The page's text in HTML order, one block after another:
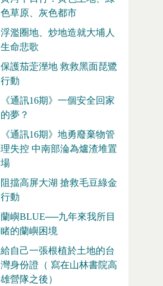
色草原、灰色都市
浮濫圈地、炒地造就大埔人
生命悲歌
保護茄萣溼地 救救黑面琵鷺
行動
《通訊16期》一個安全回家
的夢？
《通訊16期》地勇廢棄物管
理失控 中南部淪為爐渣堆置
場
阻擋高屏大湖 搶救毛豆綠金
行動
蘭嶼BLUE──九年來我所目
睹的蘭嶼困境
給自己一張根植於土地的台
灣身份證（ 寫在山林書院高
雄營隊之後）